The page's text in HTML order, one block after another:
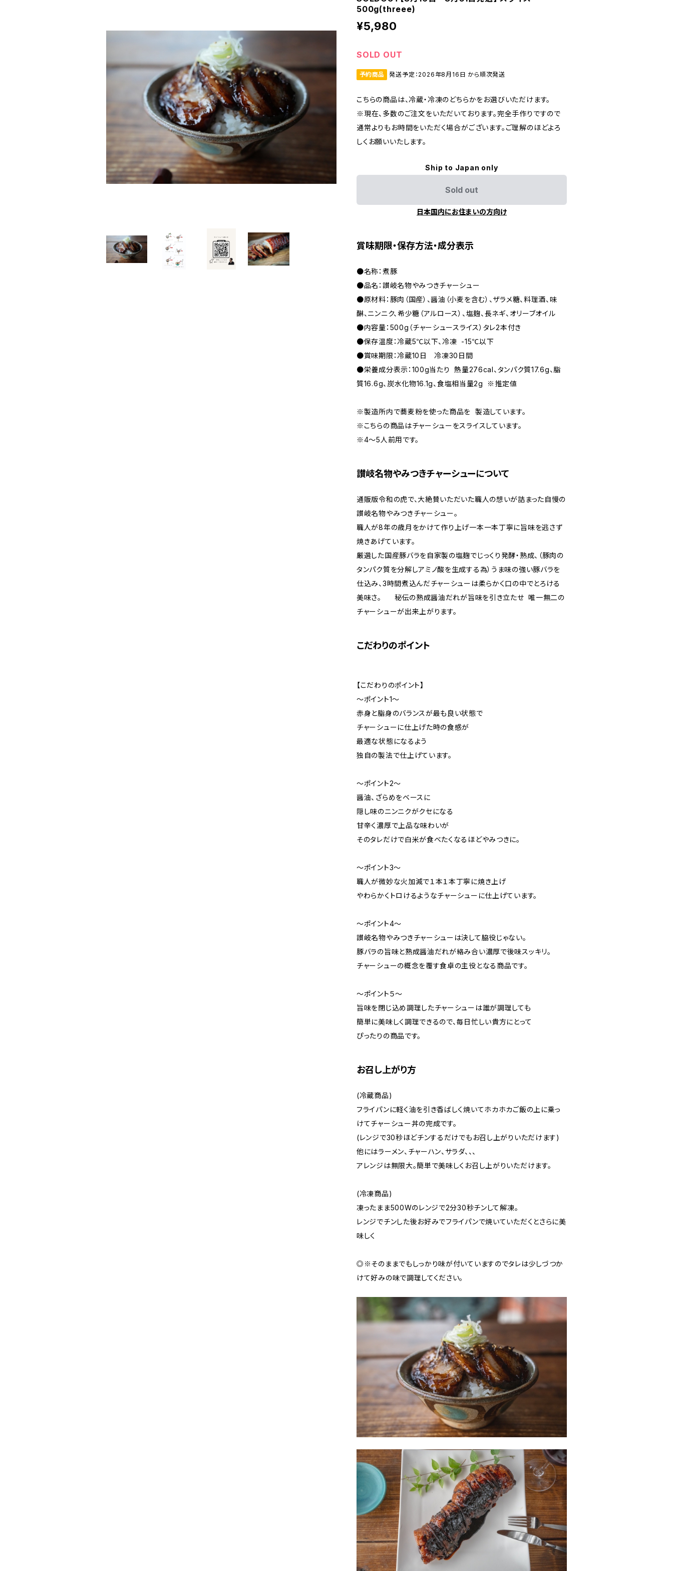
500g(threee)
¥5,980
SOLD OUT
予約商品 発送予定：2026年8月16日 から順次発送
こちらの商品は、冷蔵・冷凍のどちらかをお選びいただけます。
※現在、多数のご注文をいただいております。完全手作りですので
通常よりもお時間をいただく場合がございます。ご理解のほどよろ
しくお願いいたします。
Ship to Japan only
Sold out
日本国内にお住まいの方向け
賞味期限・保存方法・成分表示
●名称：煮豚
●品名：讃岐名物やみつきチャーシュー
●原材料：豚肉（国産）、醤油（小麦を含む）、ザラメ糖、料理酒、味
醂、ニンニク、希少糖（アルロース）、塩麹、長ネギ、オリーブオイル
●内容量：500g（チャーシュースライス）タレ2本付き
●保存温度：冷蔵5℃以下、冷凍 -15℃以下
●賞味期限：冷蔵10日 冷凍30日間
●栄養成分表示：100g当たり 熱量276cal、タンパク質17.6g、脂
質16.6g、炭水化物16.1g、食塩相当量2g ※推定値
※製造所内で蕎麦粉を使った商品を 製造しています。
※こちらの商品はチャーシューをスライスしています。
※4〜5人前用です。
讃岐名物やみつきチャーシューについて
通販版令和の虎で、大絶賛いただいた職人の想いが詰まった自慢の
讃岐名物やみつきチャーシュー。
職人が8年の歳月をかけて作り上げ一本一本丁寧に旨味を逃さず
焼きあげています。
厳選した国産豚バラを自家製の塩麹でじっくり発酵・熟成、（豚肉の
タンパク質を分解しアミノ酸を生成する為）うま味の強い豚バラを
仕込み、3時間煮込んだチャーシューは柔らかく口の中でとろける
美味さ。 秘伝の熟成醤油だれが旨味を引き立たせ 唯一無二の
チャーシューが出来上がります。
こだわりのポイント
【こだわりのポイント】
〜ポイント1〜
赤身と脂身のバランスが最も良い状態で
チャーシューに仕上げた時の食感が
最適な状態になるよう
独自の製法で仕上げています。
〜ポイント2〜
醤油、ざらめをベースに
隠し味のニンニクがクセになる
甘辛く濃厚で上品な味わいが
そのタレだけで白米が食べたくなるほどやみつきに。
〜ポイント3〜
職人が微妙な火加減で１本１本丁寧に焼き上げ
やわらかくトロけるようなチャーシューに仕上げています。
〜ポイント4〜
讃岐名物やみつきチャーシューは決して脇役じゃない。
豚バラの旨味と熟成醤油だれが絡み合い濃厚で後味スッキリ。
チャーシューの概念を覆す食卓の主役となる商品です。
〜ポイント５〜
旨味を閉じ込め調理したチャーシューは誰が調理しても
簡単に美味しく調理できるので、毎日忙しい貴方にとって
ぴったりの商品です。
お召し上がり方
(冷蔵商品)
フライパンに軽く油を引き香ばしく焼いてホカホカご飯の上に乗っ
けてチャーシュー丼の完成です。
(レンジで30秒ほどチンするだけでもお召し上がりいただけます)
他にはラーメン、チャーハン、サラダ、、、
アレンジは無限大。簡単で美味しくお召し上がりいただけます。
(冷凍商品)
凍ったまま500Wのレンジで2分30秒チンして解凍。
レンジでチンした後お好みでフライパンで焼いていただくとさらに美
味しく
◎※そのままでもしっかり味が付いていますのでタレは少しづつか
けて好みの味で調理してください。